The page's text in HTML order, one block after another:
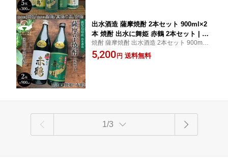
出水酒造 薩摩焼酎 2本セット 900ml×2
本 焼酎 出水に舞姫 赤鶴 2本セット | 鹿
児島 芋焼酎 酒 お酒 お祝いギフト プレ
ゼント 25度 父の日 宅飲み お試し 飲み
焼酎 薩摩焼酎 出水酒造 2本セット 900ml×2
本 出水に舞姫 赤鶴 2本セット 出水酒造 鹿
児島 芋焼酎 酒 お酒 お祝いギフト プレゼン
5,200 円 送料無料
1/3